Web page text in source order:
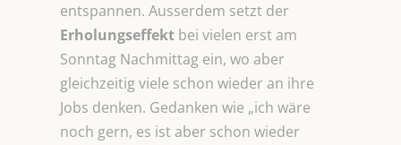
entspannen. Ausserdem setzt der
Erholungseffekt bei vielen erst am
Sonntag Nachmittag ein, wo aber
gleichzeitig viele schon wieder an ihre
Jobs denken. Gedanken wie „ich wäre
noch gern, es ist aber schon wieder